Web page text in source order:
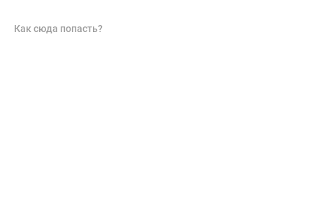
Как сюда попасть?